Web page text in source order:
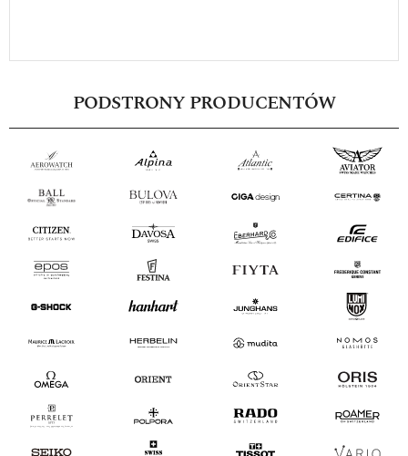
PODSTRONY PRODUCENTÓW